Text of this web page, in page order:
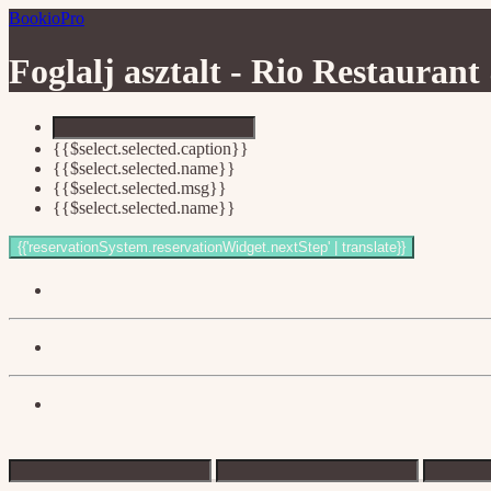
BookioPro
Foglalj asztalt - Rio
{{$select.selected.caption}}
{{$select.selected.name}}
{{$select.selected.msg}}
{{$select.selected.name}}